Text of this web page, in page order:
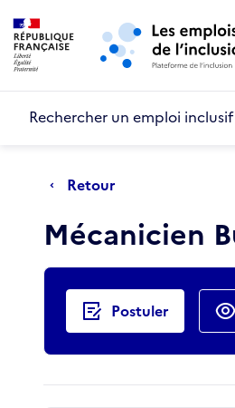
Aller au menu principal
Rechercher un emploi inclusif
Retour
Mécanicien
Actions rapides
Postuler